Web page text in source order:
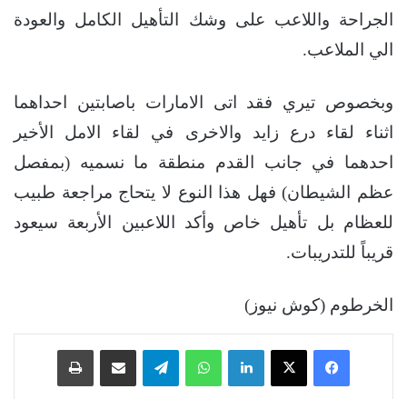
الجراحة واللاعب على وشك التأهيل الكامل والعودة
الي الملاعب.
وبخصوص تيري فقد اتى الامارات باصابتين احداهما
اثناء لقاء درع زايد والاخرى في لقاء الامل الأخير
احدهما في جانب القدم منطقة ما نسميه (بمفصل
عظم الشيطان) فهل هذا النوع لا يتحاج مراجعة طبيب
للعظام بل تأهيل خاص وأكد اللاعبين الأربعة سيعود
قريباً للتدريبات.
الخرطوم (كوش نيوز)
فيسبوك ‫X لينكدإن واتساب تيلقرام